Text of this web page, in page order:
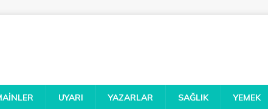
UYARI YAZARLAR SAĞLIK YEMEK